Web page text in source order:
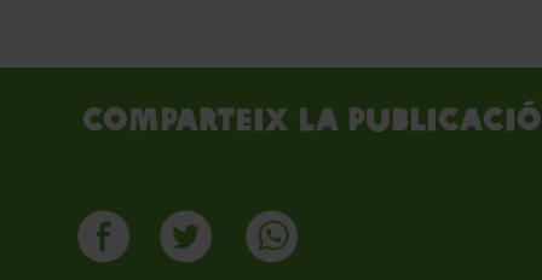
Comparteix la publicació